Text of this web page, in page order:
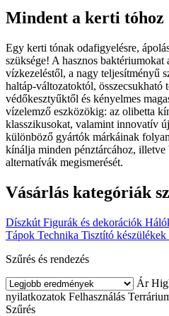
Mindent a kerti tóhoz
Egy kerti tónak odafigyelésre,
szüksége! A hasznos
vízkezeléstől, a nagy teljesítményű
haltáp-változatoktól, összecsukható
védőkesztyűktől és kényelmes
vízelemző eszközökig: az olibetta
klasszikusokat, valamint innovatív
különböző gyártók márkáinak
kínálja minden pénztárcához, illetve
alternatívák megismerését.
Vásárlás kategóriák
Díszkút Figurák és dekorációk
Tápok Technika Tisztító készülékek
Szűrés és rendezés
Ár
nyilatkozatok Felhasználás
Szűrés